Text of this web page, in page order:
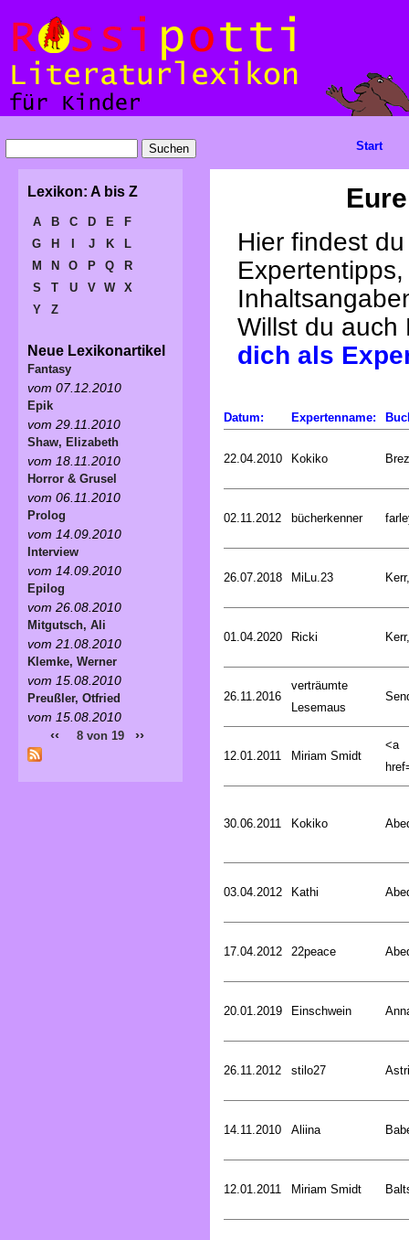
Hier findest
Willst du
dich als
Datum: Expertenname:
22.04.2010 Kokiko
02.11.2012 bücherkenner
26.07.2018 MiLu.23
01.04.2020 Ricki
26.11.2016
verträumte
Lesemaus
12.01.2011 Miriam Smidt
<a
30.06.2011 Kokiko
03.04.2012 Kathi
17.04.2012 22peace
20.01.2019 Einschwein
26.11.2012 stilo27
14.11.2010 Aliina
12.01.2011 Miriam Smidt
Start
Lexikon: A bis Z
A B C D E
F
G
H J K
L
M
N O P Q
R
S
T U V W
X
Y
Z
Neue Lexikonartikel
Fantasy
vom 07.12.2010
Epik
vom 29.11.2010
Shaw, Elizabeth
vom 18.11.2010
Horror & Grusel
vom 06.11.2010
Prolog
vom 14.09.2010
Interview
vom 14.09.2010
Epilog
vom 26.08.2010
Mitgutsch, Ali
vom 21.08.2010
Klemke, Werner
vom 15.08.2010
Preußler, Otfried
vom 15.08.2010
‹‹ 8 von 19 ››